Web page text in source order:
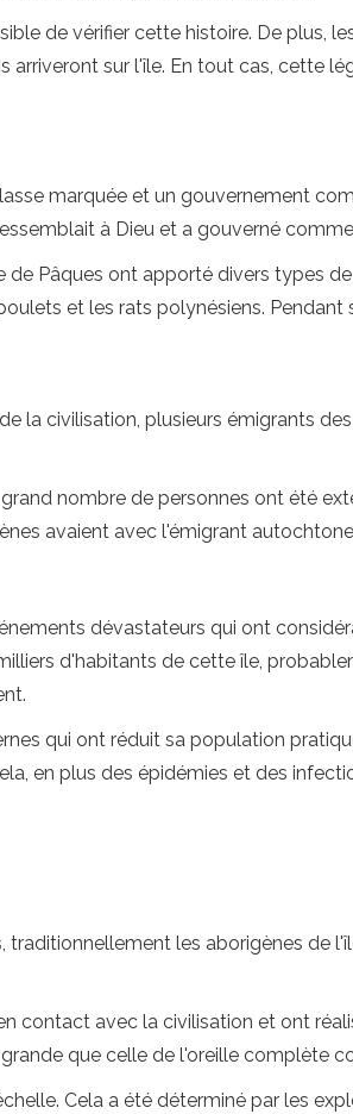
de vérifier cette histoire. De plus,
arriveront sur l'île. En tout cas, cette
marquée et un gouvernement
à Dieu et a gouverné
Pâques ont apporté divers types
et les rats polynésiens. Pendant
la civilisation, plusieurs émigrants
nombre de personnes ont été
avaient avec l'émigrant
dévastateurs qui ont
d'habitants de cette île,
qui ont réduit sa population
en plus des épidémies et des
les aborigènes de
contact avec la civilisation et ont
que celle de l'oreille complète
Cela a été déterminé par les